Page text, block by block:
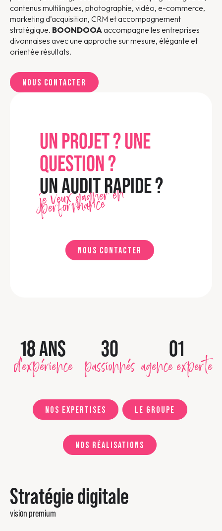
contenus multilingues, photographie, vidéo, e-commerce,
marketing d’acquisition, CRM et accompagnement
stratégique. BOONDOOAaccompagne les entreprises
divonnaises avec une approche sur mesure, élégante et
orientée résultats.
Nous contacter
UN PROJET ? UNE
QUESTION ?
UN AUDIT RAPIDE ?
je veux gagner en
performance
Nous contacter
18 ANS
d'expérience
30
passionnés
01
agence experte
Nos expertises Le groupe
Nos réalisations
Stratégie digitale
vision premium